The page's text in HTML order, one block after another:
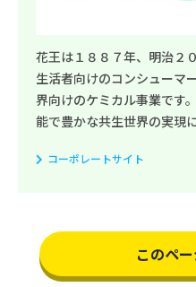
花王は１８８７年、明治２
生活者向けのコンシューマ
界向けのケミカル事業です
能で豊かな共生世界の実現
コーポレートサイト
このペ